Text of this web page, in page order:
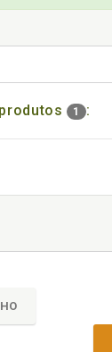
1 :